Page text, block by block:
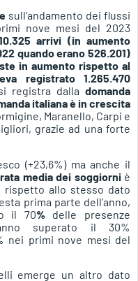
sull’andamento dei flussi
nove mesi del 2023
arrivi (in aumento
quando erano 526.201)
in aumento rispetto al
registrato 1.265.470
registra dalladomanda
italiana è in crescita
Maranello, Carpi e
grazie ad una forte
(+23,6%) ma anche il
media dei soggiorni è
allo stesso dato
prima parte dell’anno,
il 70%delle presenze
superato il 30%
nei primi nove mesi del
emerge un altro dato